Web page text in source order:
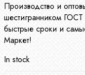
Производство и
шестигранником
быстрые сроки и
Маркет!
In stock